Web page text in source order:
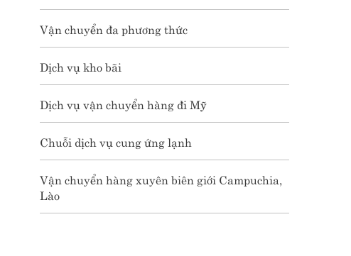
Vận chuyển đa phương thức
Dịch vụ kho bãi
Dịch vụ vận chuyển hàng đi Mỹ
Chuỗi dịch vụ cung ứng lạnh
Vận chuyển hàng xuyên biên giới Campuchia,
Lào